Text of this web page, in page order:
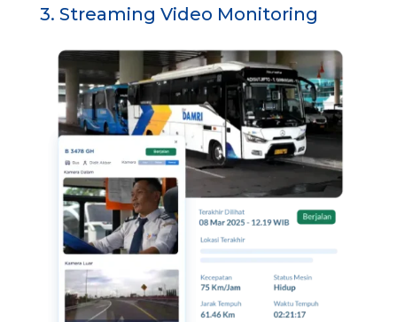
3. Streaming Video Monitoring